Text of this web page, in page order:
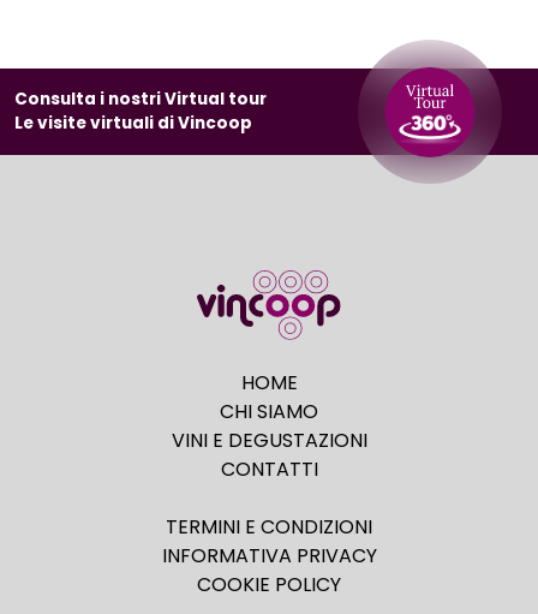
Consulta i nostri Virtual tour
Le visite virtuali di Vincoop
HOME
CHI SIAMO
VINI E DEGUSTAZIONI
CONTATTI
TERMINI E CONDIZIONI
INFORMATIVA PRIVACY
COOKIE POLICY